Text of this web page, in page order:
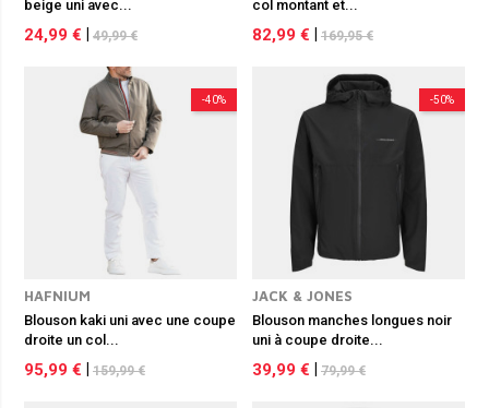
beige uni avec...
24,99 € 49,99 €
col montant et...
82,99 € 169,95 €
-40%
HAFNIUM
Blouson kaki uni avec une coupe
droite un col...
95,99 € 159,99 €
-50%
JACK & JONES
Blouson manches longues noir
uni à coupe droite...
39,99 € 79,99 €